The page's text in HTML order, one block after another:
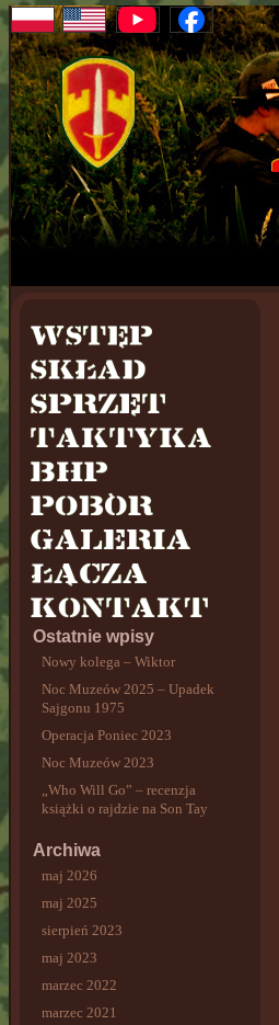
Ostatnie wpisy
Nowy kolega – Wiktor
Noc Muzeów 2025 – Upadek
Sajgonu 1975
Operacja Poniec 2023
Noc Muzeów 2023
„Who Will Go” – recenzja
książki o rajdzie na Son Tay
Archiwa
maj 2026
maj 2025
sierpień 2023
maj 2023
marzec 2022
marzec 2021